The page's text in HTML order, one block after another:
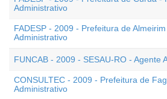
Administrativo
FADESP - 2009 - Prefeitura de
Administrativo
FUNCAB - 2009 - SESAU-RO - Agente
CONSULTEC - 2009 - Prefeitura de
Administrativo